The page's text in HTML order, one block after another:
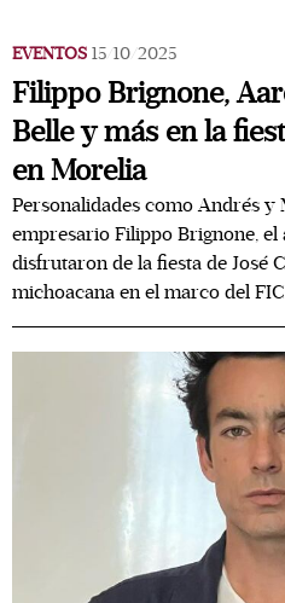
EVENTOS 15/10/2025
Filippo Brignone,
Belle y más en la
en Morelia
Personalidades como Andrés y
empresario Filippo Brignone,
disfrutaron de la fiesta de José
michoacana en el marco del